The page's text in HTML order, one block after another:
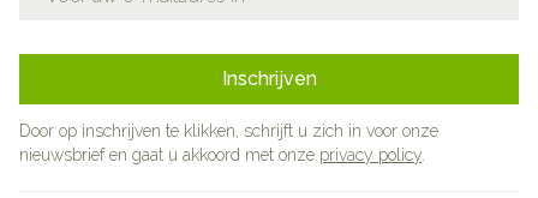
Inschrijven
Door op inschrijven te klikken, schrijft u zich in voor onze
nieuwsbrief en gaat u akkoord met onze privacy policy